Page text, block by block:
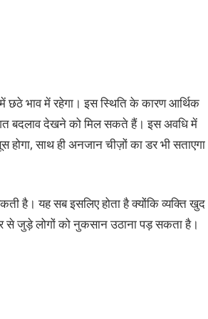
छठे भाव में रहेगा। इस स्थिति के कारण आर्थिक
बदलाव देखने को मिल सकते हैं। इस अवधि में
साथ ही अनजान चीज़ों का डर भी
है। यह सब इसलिए होता है क्योंकि व्यक्ति खुद
से जुड़े लोगों को नुकसान उठाना पड़ सकता है।